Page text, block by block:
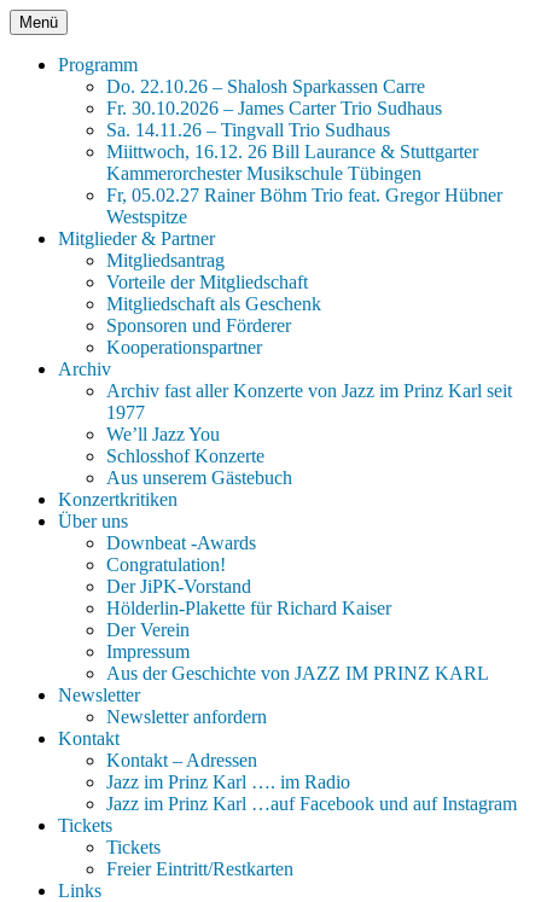
Zum
Inhalt
springen
Jazz im Prinz Karl
xxx Seit 45 Jahren Jazz für Tübingen xxx
Menü
Programm
Do. 22.10.26 – Shalosh Sparkassen Carre
Fr. 30.10.2026 – James Carter Trio Sudhaus
Sa. 14.11.26 – Tingvall Trio Sudhaus
Miittwoch, 16.12. 26 Bill Laurance & Stuttgarter
Kammerorchester Musikschule Tübingen
Fr, 05.02.27 Rainer Böhm Trio feat. Gregor Hübner
Westspitze
Mitglieder & Partner
Mitgliedsantrag
Vorteile der Mitgliedschaft
Mitgliedschaft als Geschenk
Sponsoren und Förderer
Kooperationspartner
Archiv
Archiv fast aller Konzerte von Jazz im Prinz Karl seit
1977
We’ll Jazz You
Schlosshof Konzerte
Aus unserem Gästebuch
Konzertkritiken
Über uns
Downbeat -Awards
Congratulation!
Der JiPK-Vorstand
Hölderlin-Plakette für Richard Kaiser
Der Verein
Impressum
Aus der Geschichte von JAZZ IM PRINZ KARL
Newsletter
Newsletter anfordern
Kontakt
Kontakt – Adressen
Jazz im Prinz Karl …. im Radio
Jazz im Prinz Karl …auf Facebook und auf Instagram
Tickets
Tickets
Freier Eintritt/Restkarten
Links